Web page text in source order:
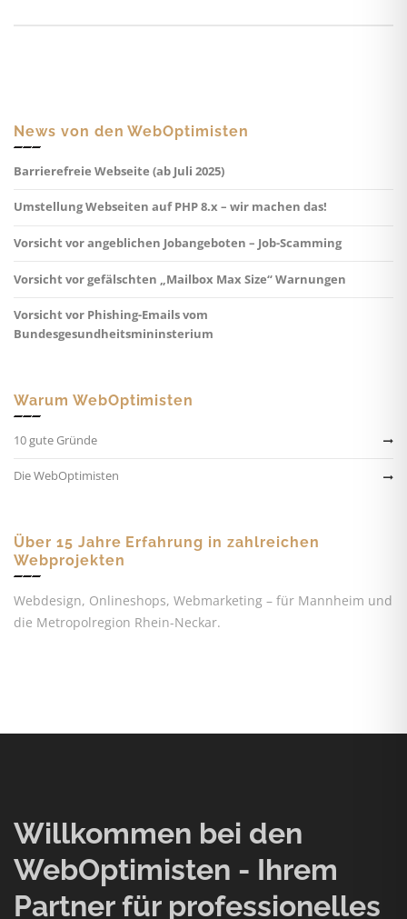
News von den WebOptimisten
Barrierefreie Webseite (ab Juli 2025)
Umstellung Webseiten auf PHP 8.x – wir machen das!
Vorsicht vor angeblichen Jobangeboten – Job-Scamming
Vorsicht vor gefälschten „Mailbox Max Size“ Warnungen
Vorsicht vor Phishing-Emails vom
Bundesgesundheitsmininsterium
Warum WebOptimisten
10 gute Gründe
Die WebOptimisten
Über 15 Jahre Erfahrung in zahlreichen
Webprojekten
Webdesign, Onlineshops, Webmarketing – für Mannheim und
die Metropolregion Rhein-Neckar.
Willkommen bei den
WebOptimisten - Ihrem
Partner für professionelles